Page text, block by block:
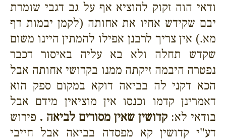
ודאי הוה זקוק להוציא אף על גב דגבי שומרת
יבם שקידש אחיו את אחותה (לקמן יבמות דף
מא.) אין צריך לרבנן אפילו להמתין היינו משום
שקדש תחלה ולא בא עליה באיסור דכבר
נפטרה היבמה זיקתה ממנו בקדושי אחותה אבל
הכא דקני לה בביאה דוקא במקום ספק הוא
דאמרינן קדמו וכנסו אין מוציאין מידם אבל
בודאי לא: קדושין שאין מסורים לביאה . פירוש
דע"י קדושין קא מפסדה בביאה אבל חייבי